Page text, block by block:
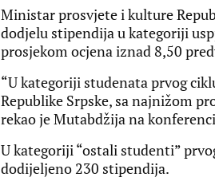
Ministar prosvjete i kulture
dodjelu stipendija u kategoriji
prosjekom ocjena iznad 8,50
“U kategoriji studenata prvog
Republike Srpske, sa najnižom
rekao je Mutabdžija na
U kategoriji “ostali studenti”
dodijeljeno 230 stipendija.